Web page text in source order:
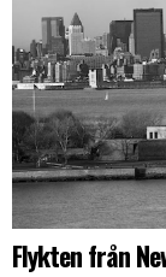
Flykten från